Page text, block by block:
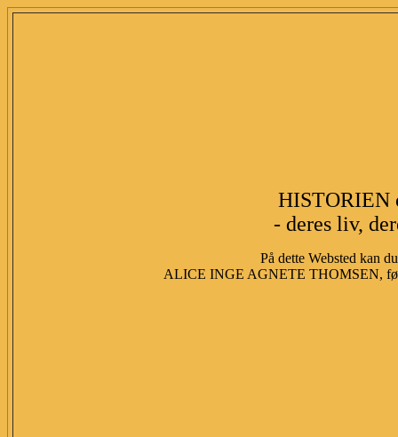
HISTORIEN
- deres liv,
På dette Websted kan
ALICE INGE AGNETE THOMSEN,